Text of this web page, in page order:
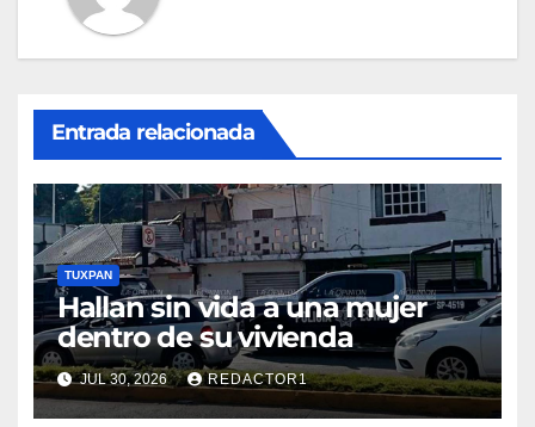
Entrada relacionada
TUXPAN
Hallan sin vida a una mujer
dentro de su vivienda
JUL 30, 2026 REDACTOR1